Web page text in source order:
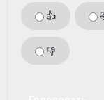
👍
👎